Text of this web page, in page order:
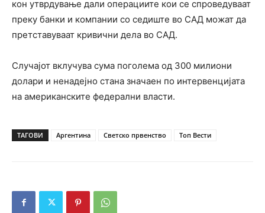
кон утврдување дали операциите кои се спроведуваат
преку банки и компании со седиште во САД можат да
претставуваат кривични дела во САД.
Случајот вклучува сума поголема од 300 милиони
долари и ненадејно стана значаен по интервенцијата
на американските федерални власти.
ТАГОВИ Аргентина Светско првенство Топ Вести